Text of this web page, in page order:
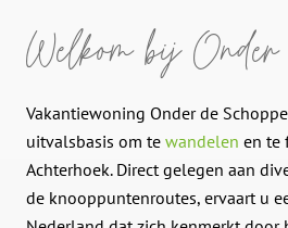
Welkom bij
Vakantiewoning Onder de
uitvalsbasis om te wandelen en te
Achterhoek. Direct gelegen aan
de knooppuntenroutes, ervaart u